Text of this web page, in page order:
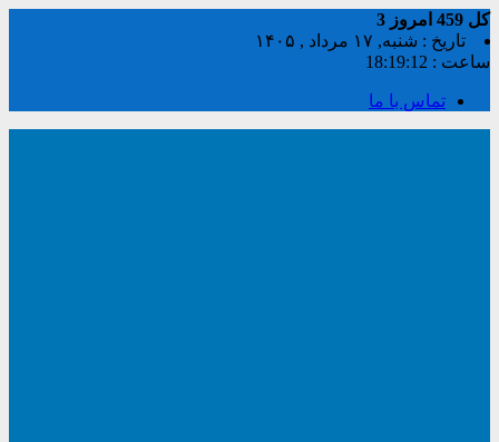
کل امروز 3
تاریخ : شنبه, ۱۷ مرداد , ۱۴۰۵
ساعت : 18:19:12
تماس با ما